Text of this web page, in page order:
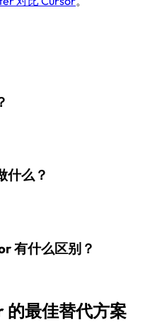
什么？
有什么区别？
的最佳替代方案